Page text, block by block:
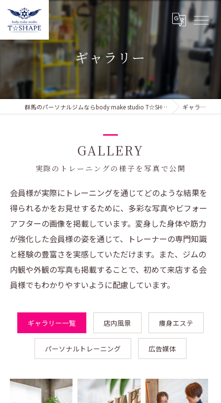
ギャラリー
群馬のパーソナルジムならbody make studio T☆SHAPE ギャラリー
GALLERY
実際のトレーニングの様子を写真で公開
会員様が実際にトレーニングを通じてどのような結果を
得られるかをお見せするために、多彩な写真やビフォー
アフターの画像を掲載しています。変身した身体や筋力
が強化した会員様の姿を通じて、トレーナーの専門知識
と経験の豊富さを実感していただけます。また、ジムの
内観や外観の写真も掲載することで、初めて来店する会
員様でもわかりやすいように配慮しています。
ギャラリー一覧 店内風景 痩身エステ
パーソナルトレーニング 広告媒体